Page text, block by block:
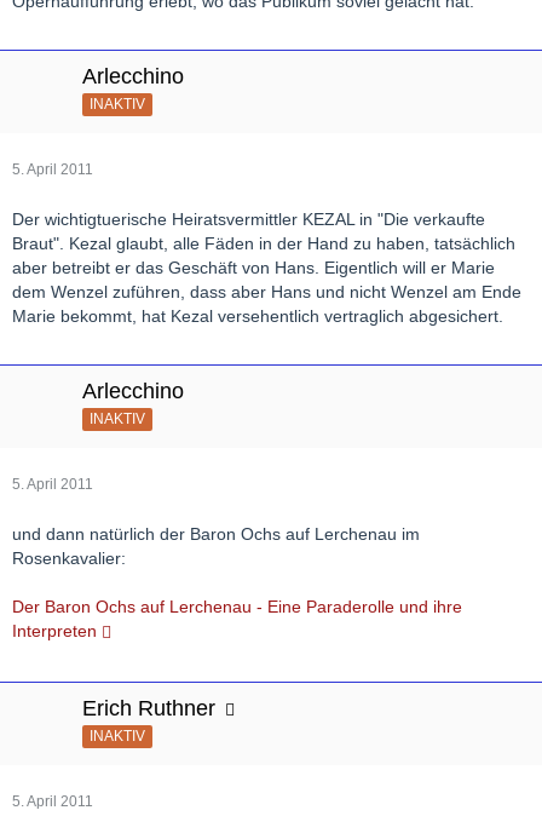
Arlecchino
INAKTIV
5. April 2011
Der wichtigtuerische Heiratsvermittler KEZAL in "Die verkaufte
Braut". Kezal glaubt, alle Fäden in der Hand zu haben, tatsächlich
aber betreibt er das Geschäft von Hans. Eigentlich will er Marie
dem Wenzel zuführen, dass aber Hans und nicht Wenzel am Ende
Marie bekommt, hat Kezal versehentlich vertraglich abgesichert.
Arlecchino
INAKTIV
5. April 2011
und dann natürlich der Baron Ochs auf Lerchenau im
Rosenkavalier:
Der Baron Ochs auf Lerchenau - Eine Paraderolle und ihre
Interpreten
Erich Ruthner
INAKTIV
5. April 2011